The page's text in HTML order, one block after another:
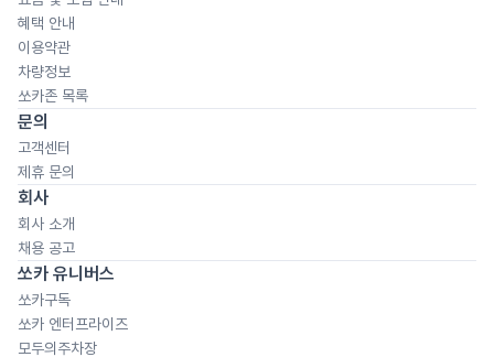
혜택 안내
이용약관
차량정보
쏘카존 목록
문의
고객센터
제휴 문의
회사
회사 소개
채용 공고
쏘카 유니버스
쏘카구독
쏘카 엔터프라이즈
모두의주차장